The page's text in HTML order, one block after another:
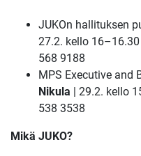
JUKOn hallituksen
27.2. kello
568 9188
MPS Executive and
Nikula | 29.2. kello
538 3538
Mikä JUKO?